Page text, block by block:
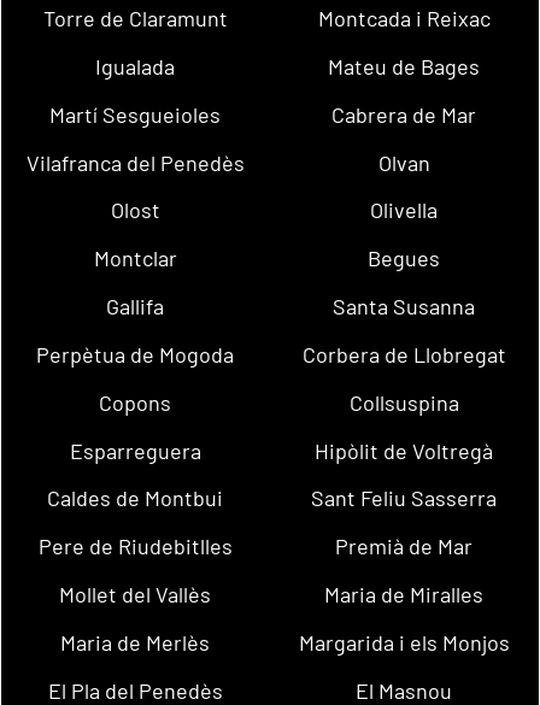
Torre de Claramunt
Montcada i Reixac
Igualada
Mateu de Bages
Martí Sesgueioles
Cabrera de Mar
Vilafranca del Penedès
Olvan
Olost
Olivella
Montclar
Begues
Gallifa
Santa Susanna
Perpètua de Mogoda
Corbera de Llobregat
Copons
Collsuspina
Esparreguera
Hipòlit de Voltregà
Caldes de Montbui
Sant Feliu Sasserra
Pere de Riudebitlles
Premià de Mar
Mollet del Vallès
Maria de Miralles
Maria de Merlès
Margarida i els Monjos
El Pla del Penedès
El Masnou